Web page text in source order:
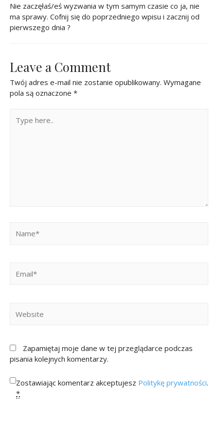
Nie zaczęłaś/eś wyzwania w tym samym czasie co ja, nie
ma sprawy. Cofnij się do poprzedniego wpisu i zacznij od
pierwszego dnia ?
Leave a Comment
Twój adres e-mail nie zostanie opublikowany. Wymagane
pola są oznaczone *
Zapamiętaj moje dane w tej przeglądarce podczas
pisania kolejnych komentarzy.
Zostawiając komentarz akceptujesz Politykę prywatności.
*